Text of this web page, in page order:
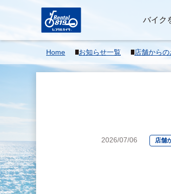
バイク
Home お知らせ一覧 店舗から
2026/07/06 店舗
こんにち